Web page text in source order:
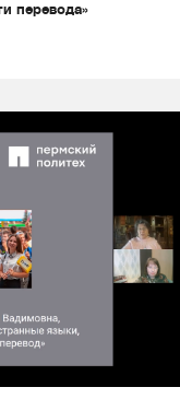
перевода»